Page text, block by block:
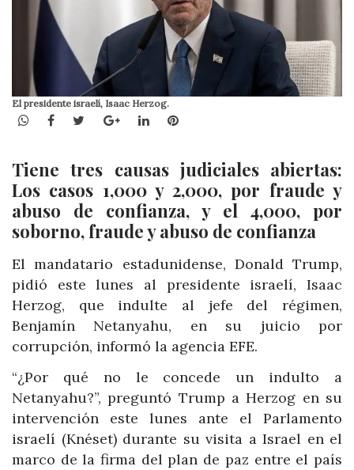
El presidente israelí, Isaac Herzog.
WhatsApp
Facebook
TwitterGoogle+LinkedInPinterest
Tiene tres causas judiciales abiertas:
Los casos 1,000 y 2,000, por fraude y
abuso de confianza, y el 4,000, por
soborno, fraude y abuso de confianza
El mandatario estadunidense, Donald Trump,
pidió este lunes al presidente israelí, Isaac
Herzog, que indulte al jefe del régimen,
Benjamín Netanyahu, en su juicio por
corrupción, informó la agencia EFE.
“¿Por qué no le concede un indulto a
Netanyahu?”, preguntó Trump a Herzog en su
intervención este lunes ante el Parlamento
israelí (Knéset) durante su visita a Israel en el
marco de la firma del plan de paz entre el país